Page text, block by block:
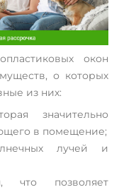
окон
о которых
из них:
значительно
в помещение;
лучей и
что позволяет